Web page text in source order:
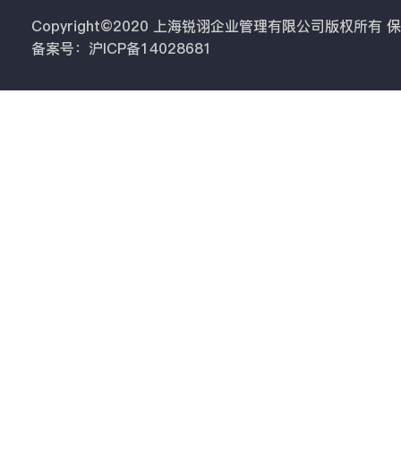
Copyright©2020 上海锐诩企业管理有限公司版权所有
备案号：沪ICP备14028681